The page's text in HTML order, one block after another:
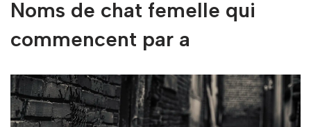
Noms de chat femelle qui
commencent par a